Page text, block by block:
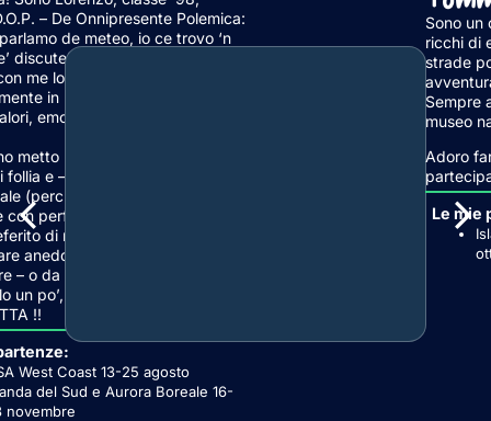
– De Onnipresente Polemica:
de meteo, io ce trovo ‘n
discute”.
me lo sa: non vi accompagno
in un viaggio, ma condivido
emozioni e la magia dei
metto la voglia di ridere, un
e – ovviamente – un pezzo
(perché non si sa mai…).
con perfetti sconosciuti è il mio
di rischiare, aprirsi e
aneddoti imbarazzanti da
– o da censurare. Se ti riconosci
un po’, ci vediamo in aeroporto.
!!
West Coast 13-25 agosto
del Sud e Aurora Boreale 16-
novembre
Sono un
ricchi di
strade
Sempre
museo
Adoro
Le mie